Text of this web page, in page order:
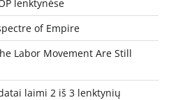
lenktynėse
of Empire
Labor Movement Are Still
laimi 2 iš 3 lenktynių